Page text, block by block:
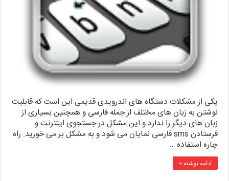
یکی از مشکلات دستگاه های اندرویدی قدیمی این است که قابلیت
نوشتن به زبان های مختلف از جمله فارسی و همچنین بسیاری از
زبان های دیگر را ندارد و این مشکل در جستجوی اینترنت و
فرستادن sms فارسی نمایان می شود و به مشکل بر می خورید. راه
چاره استفاده …
ادامه نوشته »